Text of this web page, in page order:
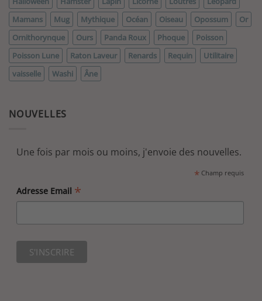
Mamans
Mug Mythique Océan Oiseau Opossum
Or
Ornithorynque
Ours Panda Roux Phoque
Poisson
Poisson Lune
Raton Laveur Renards Requin
Utilitaire
vaisselle
Washi Âne
NOUVELLES
Une fois par mois ou moins, j'envoie des nouvelles.
*Champ requis
Adresse Email *